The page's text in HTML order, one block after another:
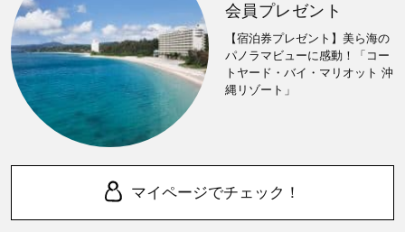
会員プレゼント
【宿泊券プレゼント】美ら海の
パノラマビューに感動！「コー
トヤード・バイ・マリオット 沖
縄リゾート」
マイページでチェック！